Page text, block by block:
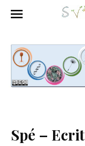
Spé – Ecrit